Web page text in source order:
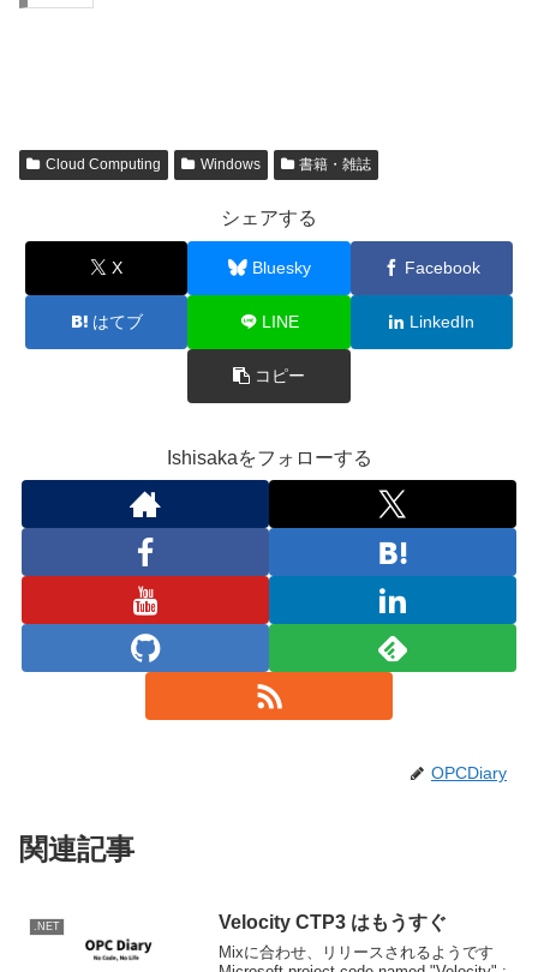
Cloud Computing Windows 書籍・雑誌
シェアする
X Bluesky Facebook
はてブ LINE LinkedIn
コピー
Ishisakaをフォローする
OPCDiary
関連記事
.NET Velocity CTP3 はもうすぐ
Mixに合わせ、リリースされるようです